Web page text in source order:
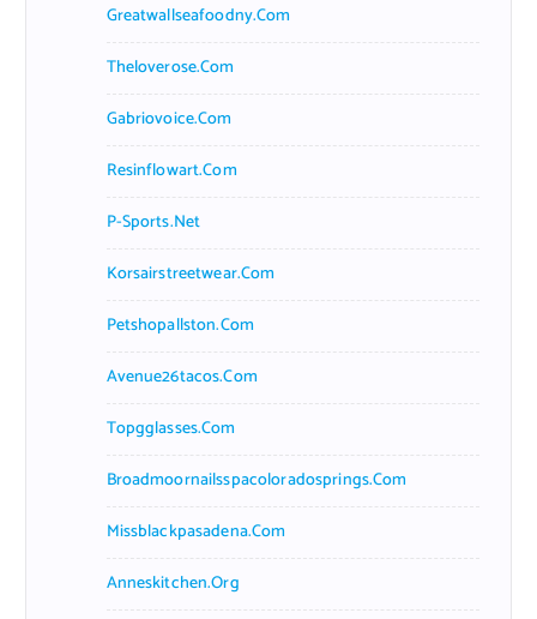
Greatwallseafoodny.com
Theloverose.com
Gabriovoice.com
Resinflowart.com
P-Sports.net
Korsairstreetwear.com
Petshopallston.com
Avenue26tacos.com
Topgglasses.com
Broadmoornailsspacoloradosprings.com
Missblackpasadena.com
Anneskitchen.org